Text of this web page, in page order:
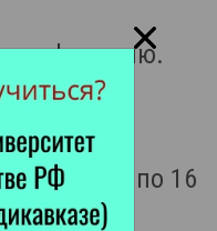
состав
по 16
14